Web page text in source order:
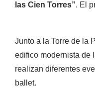
las Cien Torres”. El
Junto a la Torre de la
edifico modernista de
realizan diferentes
ballet.